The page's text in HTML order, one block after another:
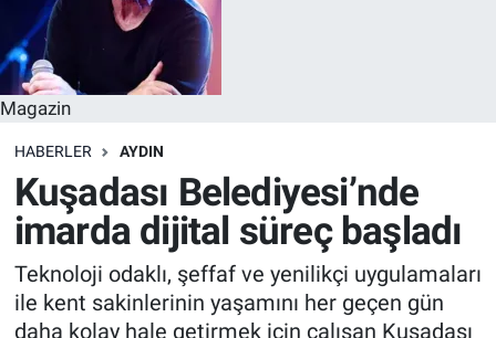
Magazin
HABERLER AYDIN
Kuşadası Belediyesi’nde
imarda dijital süreç başladı
Teknoloji odaklı, şeffaf ve yenilikçi uygulamaları
ile kent sakinlerinin yaşamını her geçen gün
daha kolay hale getirmek için çalışan Kuşadası